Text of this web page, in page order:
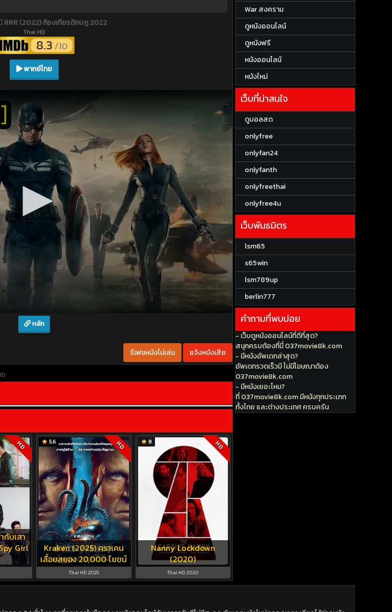
RRR (2022) ก้องเกียรติกบฏ 2022
Thai HD
8.3 /10
พากย์ไทย
หลัก
รีเฟชหนังไม่เล่น แจ้งหนังเสีย
กับเสา
Girl
HD
Kraken (2025) คราเคน
เลื้อยสยอง 20,000 โยชน์
5.6 HD
Thai HD 2025
Nanny Lockdown
(2020)
8 HD
Thai HD 2020
War สงคราม
ดูหนังออนไลน์
ดูหนังฟรี
หนังออนไลน์
หนังใหม่
เว็บที่น่าสนใจ
ดูบอลสด
onlyfree
onlyfan24
onlyfanth
onlyfreethai
onlyfree4u
เว็บพันธมิตร
lsm65
s65win
lsm789up
berlin777
คำถามที่พบบ่อย
- เว็บดูหนังออนไลน์ที่ดีที่สุด?
สนุกครบต้องที่นี่ 037movie8k.com
- มีหนังอัพเดทล่าสุด?
อัพเดทรวดเร็วมี ไม่มีโฆษณาต้อง
037movie8k.com
- มีหนังเยอะไหม?
ที่ 037movie8k.com มีหนังทุกประเภท
ทั้งไทย และต่างประเทศ ครบครัน